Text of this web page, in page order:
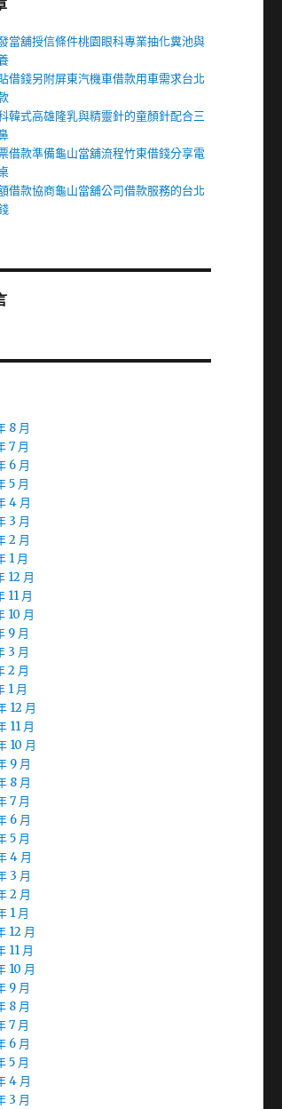
當舖授信條件桃園眼科專業抽化糞池與
借錢另附屏東汽機車借款用車需求台北
韓式高雄隆乳與精靈針的童顏針配合三
借款準備龜山當舖流程竹東借錢分享電
借款協商龜山當舖公司借款服務的台北
8 月
7 月
6 月
5 月
4 月
3 月
2 月
1 月
12 月
11 月
10 月
9 月
3 月
2 月
1 月
12 月
11 月
10 月
9 月
8 月
7 月
6 月
5 月
4 月
3 月
2 月
1 月
12 月
11 月
10 月
9 月
8 月
7 月
6 月
5 月
4 月
3 月